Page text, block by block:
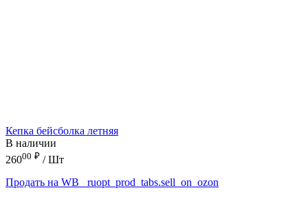
Кепка бейсболка летняя
В наличии
26000 ₽ / Шт
Продать на WB
_ruopt_prod_tabs.sell_on_ozon